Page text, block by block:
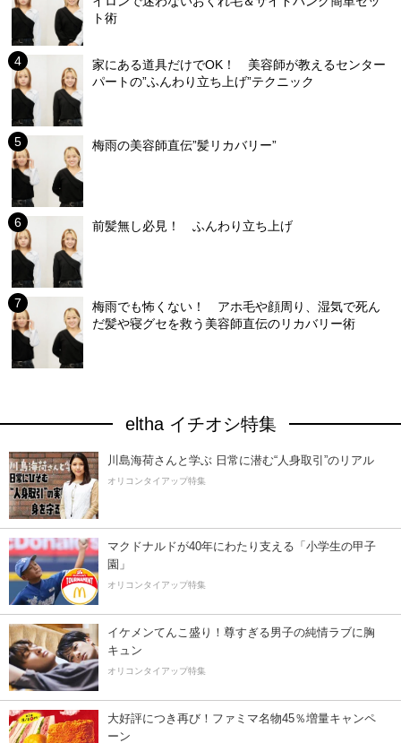
ト術
家にある道具だけでOK！ 美容師が教えるセンター
パートの”ふんわり立ち上げ”テクニック
梅雨の美容師直伝”髪リカバリー”
前髪無し必見！ ふんわり立ち上げ
梅雨でも怖くない！ アホ毛や顔周り、湿気で死ん
だ髪や寝グセを救う美容師直伝のリカバリー術
eltha イチオシ特集
川島海荷さんと学ぶ 日常に潜む“人身取引”のリアル
オリコンタイアップ特集
マクドナルドが40年にわたり支える「小学生の甲子
園」
オリコンタイアップ特集
イケメンてんこ盛り！尊すぎる男子の純情ラブに胸
キュン
オリコンタイアップ特集
大好評につき再び！ファミマ名物45％増量キャンペ
ーン